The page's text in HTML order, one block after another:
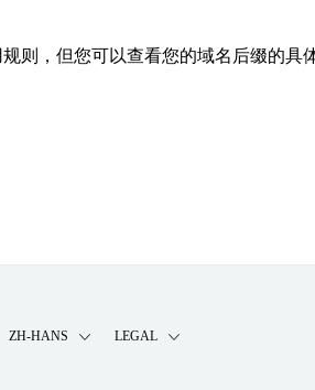
则，但您可以查看您的域名后缀的具
ZH-HANS LEGAL